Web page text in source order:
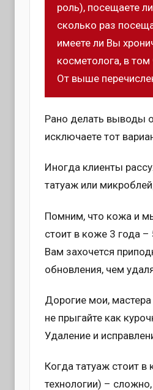
роль), посещаете
сколько раз
имеете ли Вы
косметолога, в
От выше
Рано делать выводы
исключаете тот
Иногда клиенты
татуаж или
Помним, что кожа и
стоит в коже 3 года
Вам захочется
обновления, чем
Дорогие мои, мастера
не прыгайте как
Удаление и
Когда татуаж стоит
технологии) –